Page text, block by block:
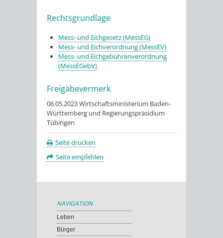
Rechtsgrundlage
Mess- und Eichgesetz (MessEG)
Mess- und Eichverordnung (MessEV)
Mess- und Eichgebührenverordnung
(MessEGebV)
Freigabevermerk
06.05.2023 Wirtschaftsministerium Baden-
Württemberg und Regierungspräsidium
Tübingen
Seite drucken
Seite empfehlen
NAVIGATION
Leben
Bürger